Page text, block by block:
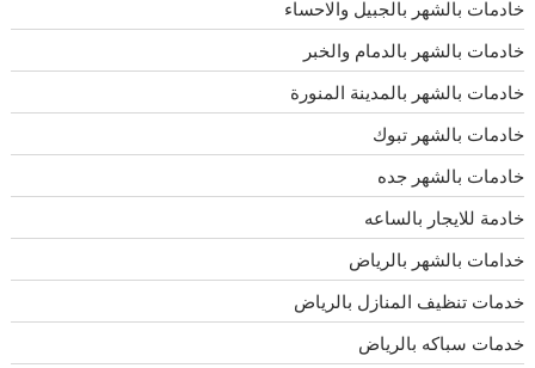
خادمات بالشهر بالجبيل والاحساء
خادمات بالشهر بالدمام والخبر
خادمات بالشهر بالمدينة المنورة
خادمات بالشهر تبوك
خادمات بالشهر جده
خادمة للايجار بالساعه
خدامات بالشهر بالرياض
خدمات تنظيف المنازل بالرياض
خدمات سباكه بالرياض